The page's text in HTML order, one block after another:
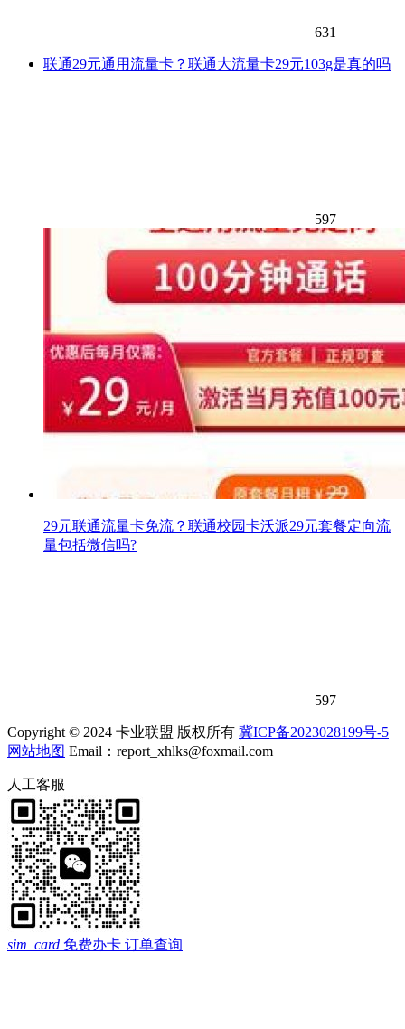
631
联通29元通用流量卡？联通大流量卡29元103g是真的吗
597
29元联通流量卡免流？联通校园卡沃派29元套餐定向流
量包括微信吗?
597
Copyright © 2024 卡业联盟 版权所有 冀ICP备2023028199号-5
网站地图 Email：report_xhlks@foxmail.com
人工客服
sim_card 免费办卡 订单查询